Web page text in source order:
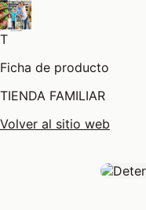
T
Ficha de producto
TIENDA FAMILIAR
Volver al sitio web